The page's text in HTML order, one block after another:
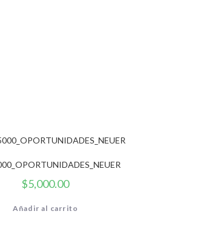
$5,000.00
Añadir al carrito